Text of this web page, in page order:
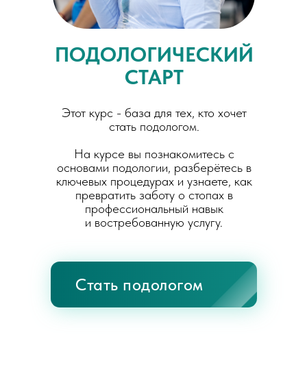
Этот курс - база для тех, кто хочет
стать подологом.
На курсе вы познакомитесь с
основами подологии, разберётесь в
ключевых процедурах и узнаете, как
превратить заботу о стопах в
профессиональный навык
и востребованную услугу.
ПОДОЛОГИЧЕСКИЙ
СТАРТ
Стать подологом